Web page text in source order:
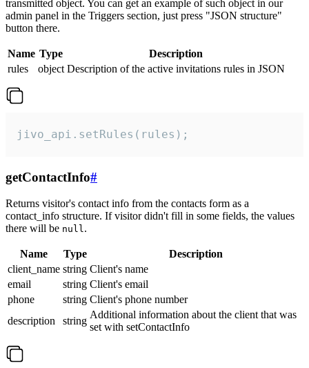
transmitted object. You can get an example of such object in our
admin panel in the Triggers section, just press "JSON structure"
button there.
Name Type
Description
rules
object Description of the active invitations rules in JSON
jivo_api.setRules(rules);
getContactInfo#
Returns visitor's contact info from the contacts form as a
contact_info structure. If visitor didn't fill in some fields, the values
there will be null.
Name Type
Description
client_name string Client's name
email
string Client's email
phone
string Client's phone number
description
string
Additional information about the client that was
set with setContactInfo